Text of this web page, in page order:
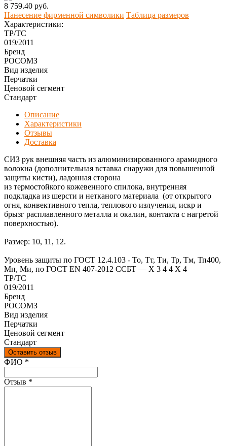
8 759.40 руб.
Нанесение фирменной символики Таблица размеров
Характеристики:
ТР/ТС
019/2011
Бренд
РОСОМЗ
Вид изделия
Перчатки
Ценовой сегмент
Стандарт
Описание
Характеристики
Отзывы
Доставка
СИЗ рук внешняя часть из алюминизированного арамидного
волокна (дополнительная вставка снаружи для повышенной
защиты кисти), ладонная сторона
из термостойкого кожевенного спилока, внутренняя
подкладка из шерсти и нетканого материала (от открытого
огня, конвективного тепла, теплового излучения, искр и
брызг расплавленного металла и окалин, контакта с нагретой
поверхностью).
Размер: 10, 11, 12.
Уровень защиты по ГОСТ 12.4.103 - То, Тт, Ти, Тр, Тм, Тп400,
Мп, Ми, по ГОСТ EN 407-2012 ССБТ — Х 3 4 4 Х 4
ТР/ТС
019/2011
Бренд
РОСОМЗ
Вид изделия
Перчатки
Ценовой сегмент
Стандарт
Оставить отзыв
Ваш отзыв был отправлен!
ФИО *
Отзыв *